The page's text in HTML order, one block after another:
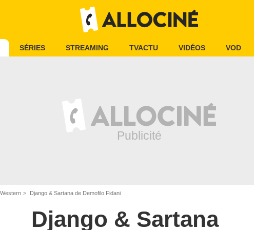
SÉRIES STREAMING TVACTU VIDÉOS VOD
Django & Sartana de Demofilo Fidani
Django & Sartana